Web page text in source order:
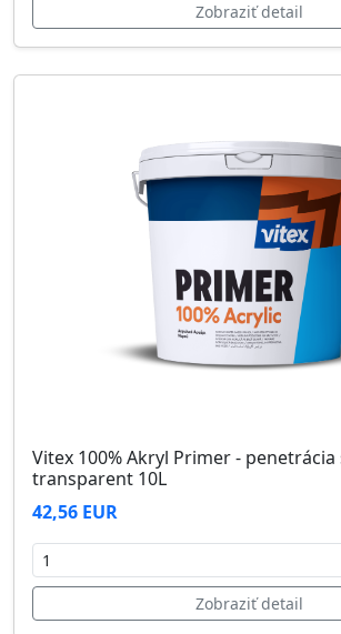
Zobraziť detail
Vitex 100% Akryl Primer - penetrácia
transparent 10L
42,56 EUR
Zobraziť detail